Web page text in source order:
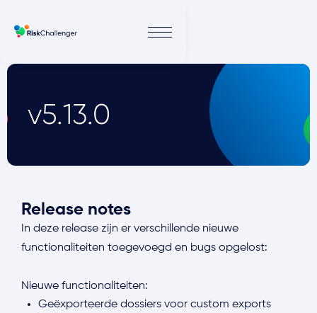
v5.13.0
Release notes
In deze release zijn er verschillende nieuwe
functionaliteiten toegevoegd en bugs opgelost:
Nieuwe functionaliteiten:
Geëxporteerde dossiers voor custom exports